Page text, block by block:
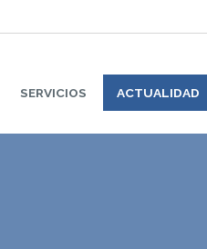
SERVICIOS ACTUALIDAD